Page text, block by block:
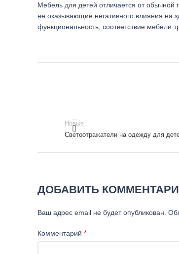
Мебель для детей отличается от
не оказывающие негативного влияния на
функциональность, соответствие мебели
Новые
Светоотражатели на одежду для
ДОБАВИТЬ
Ваш адрес email не будет опубликован.
Комментарий *